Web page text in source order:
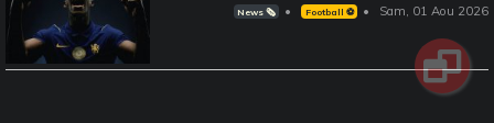
News 🗞️ Football ⚽️ Sam, 01 Aou 2026